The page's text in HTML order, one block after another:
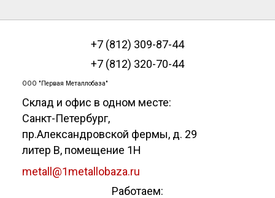
+7 (812) 309-87-44
+7 (812) 320-70-44
ООО "Первая Металлобаза"
Склад и офис в одном месте:
Санкт-Петербург,
пр.Александровской фермы, д. 29
литер В, помещение 1Н
metall@1metallobaza.ru
Работаем: